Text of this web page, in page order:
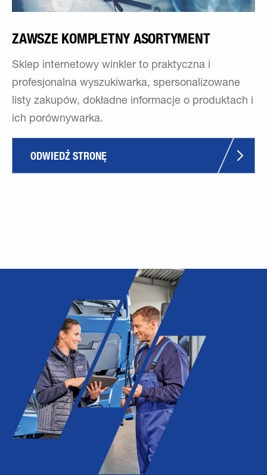
ZAWSZE KOMPLETNY ASORTYMENT
Sklep internetowy winkler to praktyczna i
profesjonalna wyszukiwarka, spersonalizowane
listy zakupów, dokładne informacje o produktach i
ich porównywarka.
ODWIEDŹ STRONĘ